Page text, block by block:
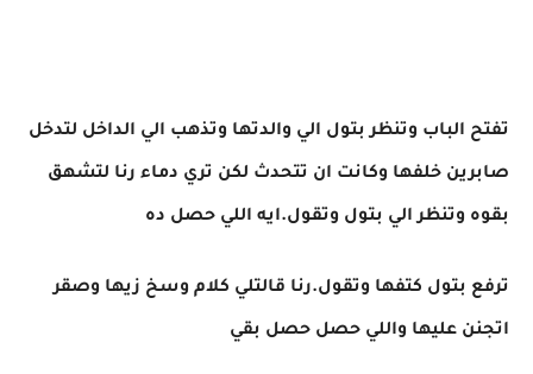
تفتح الباب وتنظر بتول الي والدتها وتذهب الي الداخل لتدخل
صابرين خلفها وكانت ان تتحدث لكن تري دماء رنا لتشهق
بقوه وتنظر الي بتول وتقول.ايه اللي حصل ده
ترفع بتول كتفها وتقول.رنا قالتلي كلام وسخ زيها وصقر
اتجنن عليها واللي حصل حصل بقي